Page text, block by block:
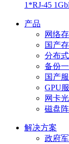
1*RJ-45
产品
网络
国产
分布
备份
国产
GPU
网卡
磁盘
解决方案
政府